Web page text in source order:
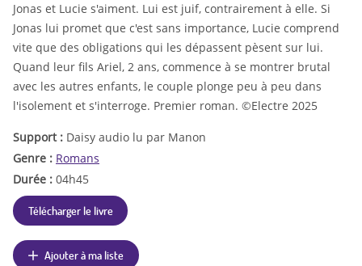
Jonas et Lucie s'aiment. Lui est juif, contrairement à elle. Si
Jonas lui promet que c'est sans importance, Lucie comprend
vite que des obligations qui les dépassent pèsent sur lui.
Quand leur fils Ariel, 2 ans, commence à se montrer brutal
avec les autres enfants, le couple plonge peu à peu dans
l'isolement et s'interroge. Premier roman. ©Electre 2025
Support : Daisy audio lu par Manon
Genre : Romans
Durée : 04h45
Télécharger le livre
Ajouter à ma liste